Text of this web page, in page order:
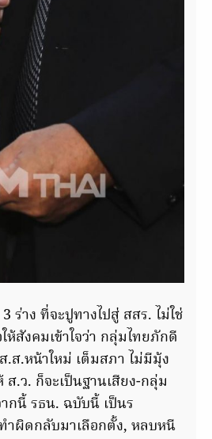
าง ที่จะปูทางไปสู่ สสร. ไม่ใช่
สังคมเข้าใจว่า กลุ่มไทยภักดี
.ส.หน้าใหม่ เต็มสภา ไม่มีมุ้ง
ส.ว. ก็จะเป็นฐานเสียง-กลุ่ม
กนี้ รธน. ฉบับนี้ เป็นร
ำผิดกลับมาเลือกตั้ง, หลบหนี